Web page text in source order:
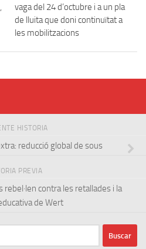
vaga del 24 d’octubre i a un pla
de lluita que doni continuïtat a
les mobilitzacions
HISTORIA
reducció global de sous
PREVIA
contra les retallades i la
de Wert